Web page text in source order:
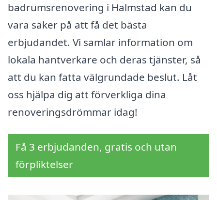
badrumsrenovering i Halmstad kan du
vara säker på att få det bästa
erbjudandet. Vi samlar information om
lokala hantverkare och deras tjänster, så
att du kan fatta välgrundade beslut. Låt
oss hjälpa dig att förverkliga dina
renoveringsdrömmar idag!
Få 3 erbjudanden, gratis och utan
förpliktelser